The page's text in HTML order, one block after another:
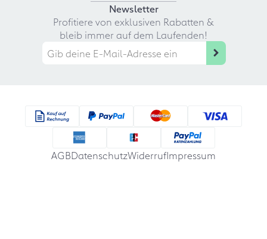
Newsletter
Profitiere von exklusiven Rabatten &
bleib immer auf dem Laufenden!
AGBDatenschutzWiderrufImpressum